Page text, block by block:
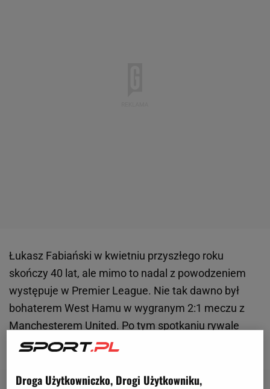
Łukasz Fabiański w kwietniu przyszłego roku
skończy 40 lat, ale mimo to nadal z powodzeniem
występuje w Premier League. Nie tak dawno był
bohaterem West Hamu w wygranym 2:1 meczu z
Manchesterem United. Po tym spotkaniu rywale
zwolnili dotychczasowego trenera - Erika ten Haga.
Droga Użytkowniczko, Drogi Użytkowniku,